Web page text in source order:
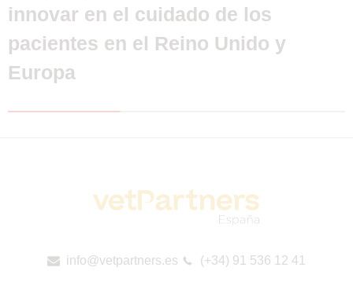
innovar en el cuidado de los
pacientes en el Reino Unido y
Europa
info@vetpartners.es (+34) 91 536 12 41